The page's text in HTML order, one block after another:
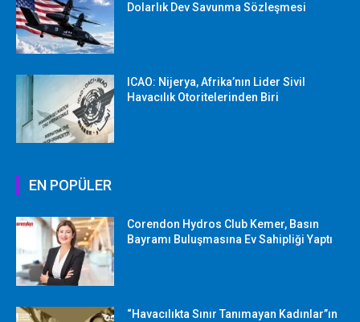
Dolarlık Dev Savunma Sözleşmesi
ICAO: Nijerya, Afrika’nın Lider Sivil
Havacılık Otoritelerinden Biri
EN POPÜLER
Corendon Hydros Club Kemer, Basın
Bayramı Buluşmasına Ev Sahipliği Yaptı
“Havacılıkta Sınır Tanımayan Kadınlar”ın